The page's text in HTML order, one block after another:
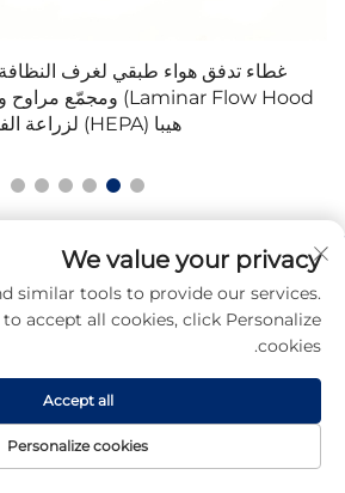
غرفة نظيفة مخصصة من نوع موديلي
We value your privacy
similar tools to provide our services.
accept all cookies, click Personalize
cookies.
Personalize cookies
Accept all